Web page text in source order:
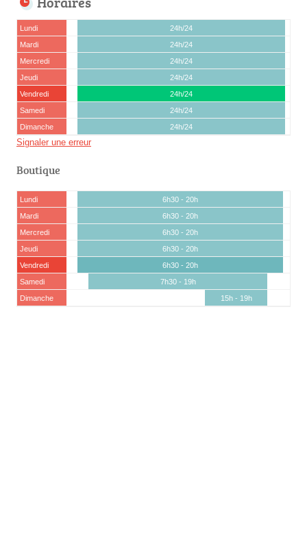
Lundi
24h/24
Mardi
24h/24
Mercredi
24h/24
Jeudi
24h/24
Vendredi
24h/24
Samedi
24h/24
Dimanche
24h/24
Signaler une erreur
Boutique
Lundi
6h30 - 20h
Mardi
6h30 - 20h
Mercredi
6h30 - 20h
Jeudi
6h30 - 20h
Vendredi
6h30 - 20h
Samedi
7h30 - 19h
Dimanche
15h - 19h